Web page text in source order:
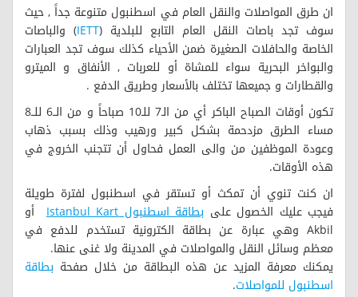
ان طرق المواصلات والنقل العام في اسطنبول متنوعة جداً , حيث
سوف تجد باصات النقل العام التابع للبلدية (IETT) والباصات
الخاصة والحافلات الصغيرة ضمن الأحياء كذلك سوف تجد العبارات
والبواخر البحرية سواء للمشاة أو للعربات , الأنفاق و الميترو
والقطارات و جميعها تختلف بالأسعار وطريق الدفع .
تكون أوقات الصباح الباكر أي من الـ7 للـ10 صباحاً و من الــ6 للــ8
مساء الطرق مزدحمة بشكل كبير ورهيب وذلك بسبب ذهاب
وعودة الموظفين من والى العمل فحاول أن تتجنب الخروج في
هذه الأوقات.
ان كنت تنوي أن تمكث أو تستقر في اسطنبول لفترة طويلة
فيجب عليك الخصول على بطاقة اسطنبول Istanbul Kart
أو
Akbil وهي عبارة عن بطاقة الكترونية تستخدم للدفع في
معظم وسائل النقل والمواصلات في المدينة ولا غنى عنها.
يمكنك معرفة المزيد عن هذه البطاقة من خلال صفحة بطاقة
اسطنبول للمواصلات.